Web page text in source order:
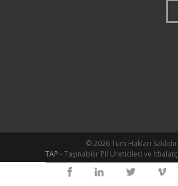
© 2026 Tüm Hakları Saklıdır
TAP - Taşınabilir Pil Üreticileri ve